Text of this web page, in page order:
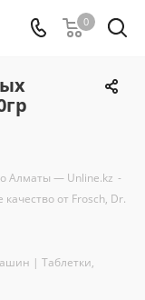
0
Алматы — Unline.kz -
от Frosch, Dr.
| Таблетки,